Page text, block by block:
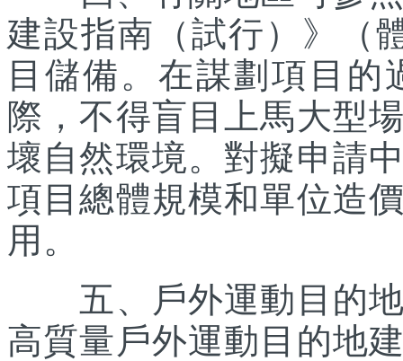
建設指南（試行）》（
目儲備。在謀劃項目
際，不得盲目上馬大型
壞自然環境。對擬申請
項目總體規模和單位造
用。
五、戶外運動目的地
高質量戶外運動目的地